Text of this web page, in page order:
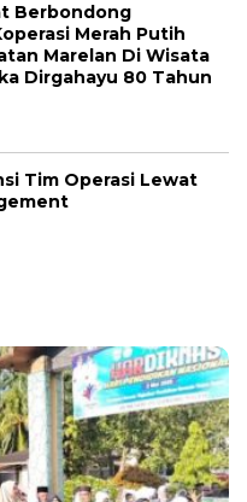
Berbondong
Merah Putih
Marelan Di Wisata
Dirgahayu 80 Tahun
Tim Operasi Lewat